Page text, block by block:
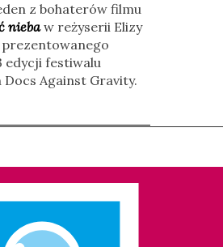
z bohaterów filmu
niebaw reżyserii Elizy
prezentowanego
edycji festiwalu
Docs Against Gravity.